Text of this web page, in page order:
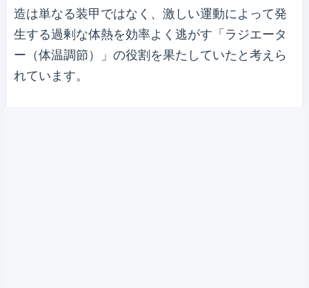
造は単なる装甲ではなく、激しい運動によって発
生する過剰な体熱を効率よく逃がす「ラジエータ
ー（体温調節）」の役割を果たしていたと考えら
れています。